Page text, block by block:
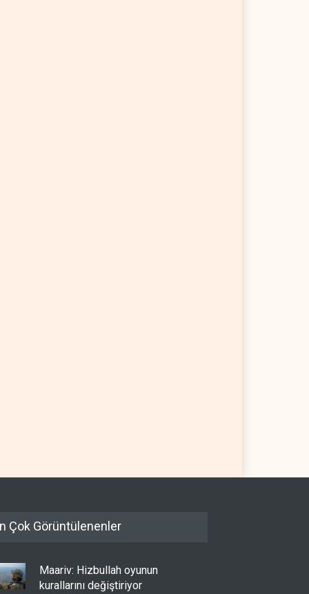
Çok Görüntülenenler
Maariv: Hizbullah oyunun
kurallarını değiştiriyor